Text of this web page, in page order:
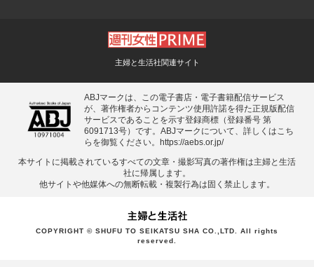
主婦と生活社関連サイト
ABJマークは、この電子書店・電子書籍配信サービス
が、著作権者からコンテンツ使用許諾を得た正規版配信
サービスであることを示す登録商標（登録番号 第
6091713号）です。ABJマークについて、詳しくはこち
らを御覧ください。 https://aebs.or.jp/
本サイトに掲載されているすべての⽂章・撮影写真の著作権は主婦と⽣活
社に帰属します。
他サイトや他媒体への無断転載・複製⾏為は固く禁⽌します。
COPYRIGHT © SHUFU TO SEIKATSU SHA CO.,LTD. All rights
reserved.